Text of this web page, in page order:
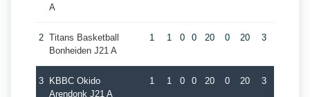
A
2 Titans Basketball
Bonheiden J21 A
1 1 0 0 20 0 20 3
3
KBBC Okido
Arendonk J21 A
1 1 0 0 20 0 20 3